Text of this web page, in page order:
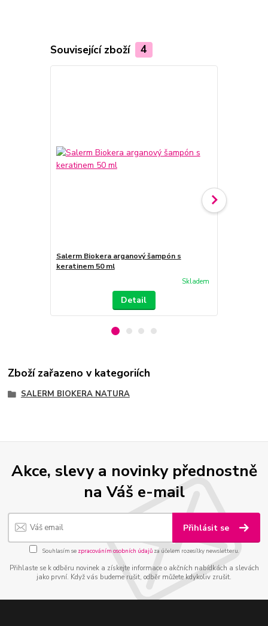
Související zboží 4
Salerm Biokera arganový šampón s
keratinem 50 ml
Skladem
Detail
Zboží zařazeno v kategoriích
SALERM BIOKERA NATURA
Akce, slevy a novinky přednostně
na Váš e-mail
Přihlásit se
Souhlasím se zpracováním osobních údajůza účelem rozesílky newsletteru.
Přihlaste se k odběru novinek a získejte informace o akčních nabídkách a slevách
jako první. Když vás budeme rušit, odběr můžete kdykoliv zrušit.